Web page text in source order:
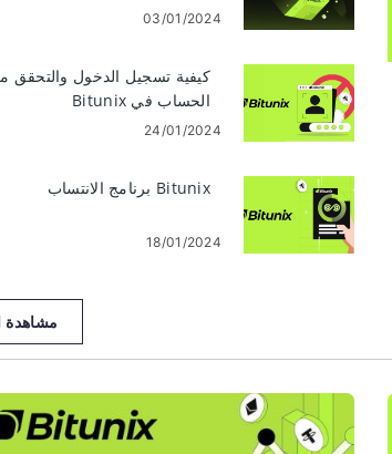
03/01/2024
كيفية تسجيل الدخول والتحقق
الحساب في Bitunix
24/01/2024
Bitunix برنامج الانتساب
18/01/2024
مشاهدة